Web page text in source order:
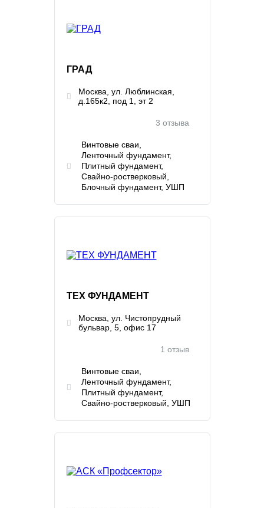
ГРАД
Москва, ул. Люблинская,
д.165к2, под 1, эт 2
3 отзыва
Винтовые сваи
Ленточный фундамент
Плитный фундамент
Свайно-ростверковый
Блочный фундамент УШП
ТЕХ ФУНДАМЕНТ
Москва, ул. Чистопрудный
бульвар, 5, офис 17
1 отзыв
Винтовые сваи
Ленточный фундамент
Плитный фундамент
Свайно-ростверковый УШП